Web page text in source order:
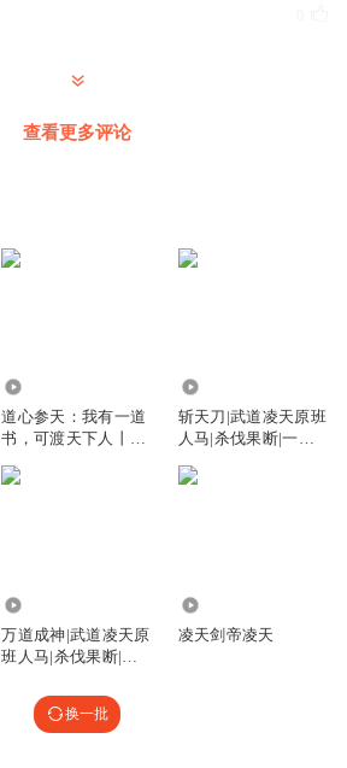
查看更多评论
道心参天：我有一道
书，可渡天下人丨刺
斩天刀|武道凌天原班
人马|杀伐果断|一路
万道成神|武道凌天原
班人马|杀伐果断|一
凌天剑帝凌天
换一批